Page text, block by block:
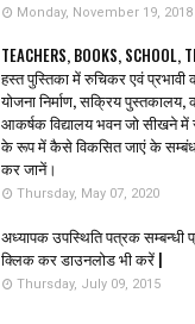
Monday, November 19, 2018
TEACHERS, BOOKS, SCHOOL,
हस्त पुस्तिका में रुचिकर एवं प्रभावी
योजना निर्माण, सक्रिय पुस्तकालय,
आकर्षक विद्यालय भवन जो सीखने में
के रूप में कैसे विकसित जाएं के
कर जानें।
Thursday, May 07, 2020
अध्यापक उपस्थिति पत्रक सम्बन्धी
क्लिक कर डाउनलोड भी करें |
Thursday, July 09, 2015